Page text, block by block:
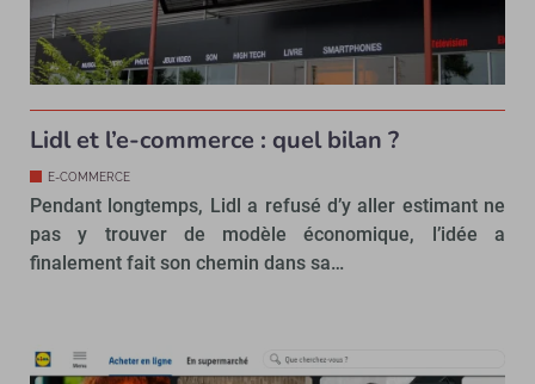
Lidl et l’e-commerce : quel bilan ?
E-COMMERCE
Pendant longtemps, Lidl a refusé d’y aller estimant ne
pas y trouver de modèle économique, l’idée a
finalement fait son chemin dans sa…